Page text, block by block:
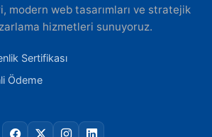
modern web tasarımları ve stratejik
hizmetleri sunuyoruz.
Sertifikası
Ödeme